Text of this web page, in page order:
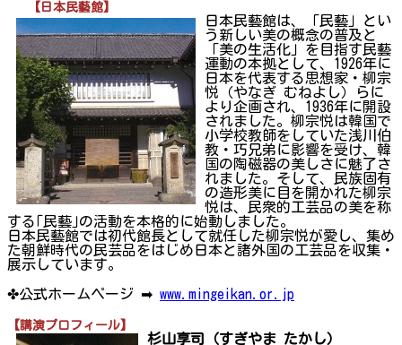
【日本民藝館】
日本民藝館は、「民藝」とい
う新しい美の概念の普及と
「美の生活化」を目指す民藝
運動の本拠として、1926年に
日本を代表する思想家・柳宗
悦（やなぎ むねよし）らに
より企画され、1936年に開設
されました。柳宗悦は韓国で
小学校教師をしていた浅川伯
教・巧兄弟に影響を受け、韓
国の陶磁器の美しさに魅了さ
れました。そして、民族固有
の造形美に目を開かれた柳宗
悦は、民衆的工芸品の美を称
する｢民藝｣の活動を本格的に始動しました。
日本民藝館では初代館長として就任した柳宗悦が愛し、集め
た朝鮮時代の民芸品をはじめ日本と諸外国の工芸品を収集・
展示しています。
✤公式ホームページ ➡ www.mingeikan.or.jp
【講演プロフィール】
杉山享司（すぎやま たかし）